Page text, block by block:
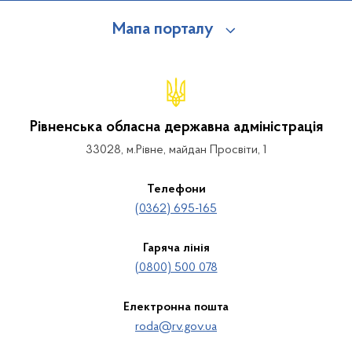
Мапа порталу
Рівненська обласна державна адміністрація
33028, м.Рівне, майдан Просвіти, 1
Телефони
(0362) 695-165
Гаряча лінія
(0800) 500 078
Електронна пошта
roda@rv.gov.ua